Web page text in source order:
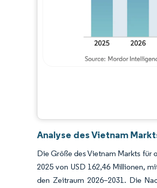
Analyse des Vietnam
Die Größe des Vietnam Markts für
2025 von USD 162,46 Millionen,
den Zeitraum 2026–2031. Die